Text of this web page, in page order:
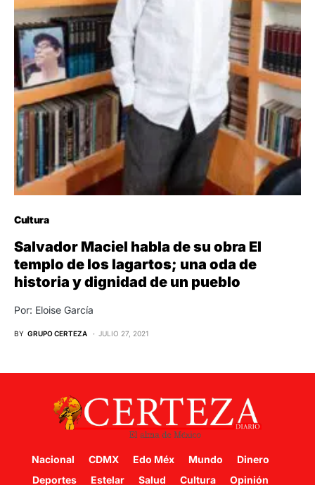
Cultura
Salvador Maciel habla de su obra El
templo de los lagartos; una oda de
historia y dignidad de un pueblo
Por: Eloise García
BY GRUPO CERTEZA JULIO 27, 2021
Nacional CDMX Edo Méx Mundo
Dinero
Deportes
Estelar Salud Cultura Opinión